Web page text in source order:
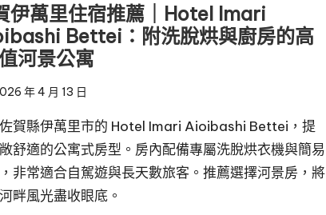
伊萬里住宿推薦｜Hotel Imari
Bettei：附洗脫烘與廚房的高
河景公寓
年 4 月 13 日
賀縣伊萬里市的 Hotel Imari Aioibashi Bettei，提
舒適的公寓式房型。房內配備專屬洗脫烘衣機與簡易
非常適合自駕遊與長天數旅客。推薦選擇河景房，將
畔風光盡收眼底。